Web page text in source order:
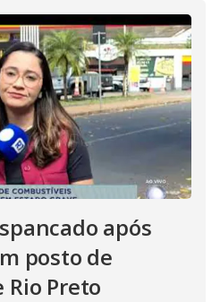
após
posto de
Preto